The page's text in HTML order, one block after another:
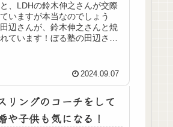
、LDHの鈴木伸之さんが交際
いますが本当なのでしょう
辺さんが、鈴木伸之さんと焼
ています！ぼる塾の田辺さん
2024.09.07
リングのコーチをして
や子供も気になる！